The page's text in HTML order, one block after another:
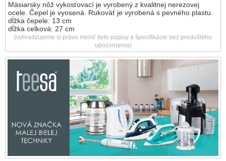
Mäsiarsky nôž vykosťovací je vyrobený z kvalitnej nerezovej
ocele. Čepel je vyosená. Rukoväť je vyrobená s pevného plastu.
dĺžka čepele: 13 cm
dĺžka celková: 27 cm
(vyhradzujeme si právo meniť tieto popisy a špecifikácie bez predošlého
upozornenia)